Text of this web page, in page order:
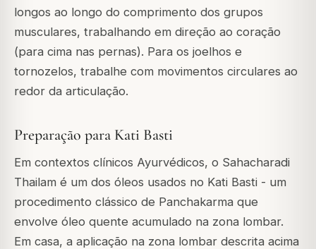
longos ao longo do comprimento dos grupos
musculares, trabalhando em direção ao coração
(para cima nas pernas). Para os joelhos e
tornozelos, trabalhe com movimentos circulares ao
redor da articulação.
Preparação para Kati Basti
Em contextos clínicos Ayurvédicos, o Sahacharadi
Thailam é um dos óleos usados no Kati Basti - um
procedimento clássico de Panchakarma que
envolve óleo quente acumulado na zona lombar.
Em casa, a aplicação na zona lombar descrita acima